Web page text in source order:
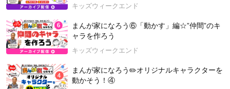
キッズウィークエンド
まんが家になろう⑥「動かす」編☆”仲間”のキ
ャラを作ろう
キッズウィークエンド
まんが家になろう✏️オリジナルキャラクターを
動かそう！④